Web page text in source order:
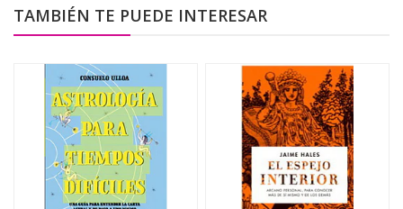
TAMBIÉN TE PUEDE INTERESAR